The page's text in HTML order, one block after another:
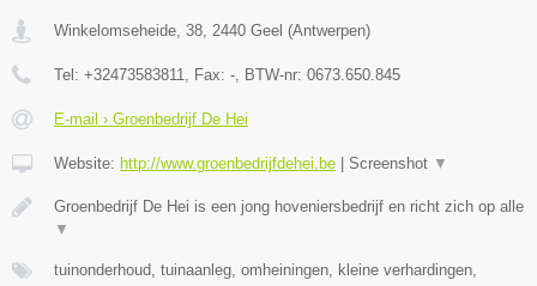
Winkelomseheide, 38 2440 Geel (Antwerpen)
Tel: +32473583811 , Fax: - , BTW-nr: 0673.650.845
E-mail › Groenbedrijf De Hei
Website: http://www.groenbedrijfdehei.be | Screenshot ▼
Groenbedrijf De Hei is een jong hoveniersbedrijf en richt zich op alle
▼
tuinonderhoud, tuinaanleg, omheiningen, kleine verhardingen,